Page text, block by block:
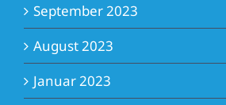
September 2023
August 2023
Januar 2023